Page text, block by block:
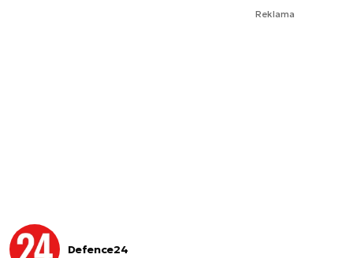
Reklama
Defence24